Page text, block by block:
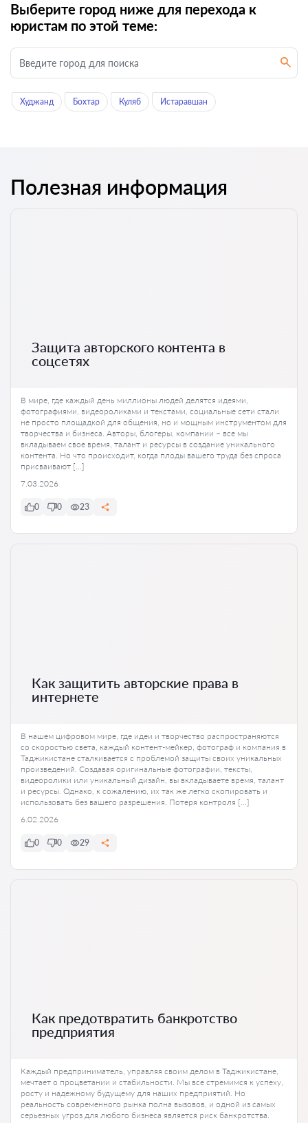
Выберите город ниже для перехода к
юристам по этой теме:
Худжанд Бохтар Куляб Истаравшан
Полезная информация
Защита авторского контента в
соцсетях
В мире, где каждый день миллионы людей делятся идеями,
фотографиями, видеороликами и текстами, социальные сети стали
не просто площадкой для общения, но и мощным инструментом для
творчества и бизнеса. Авторы, блогеры, компании – все мы
вкладываем свое время, талант и ресурсы в создание уникального
контента. Но что происходит, когда плоды вашего труда без спроса
присваивают […]
7.03.2026
0 0 23
Как защитить авторские права в
интернете
В нашем цифровом мире, где идеи и творчество распространяются
со скоростью света, каждый контент-мейкер, фотограф и компания в
Таджикистане сталкивается с проблемой защиты своих уникальных
произведений. Создавая оригинальные фотографии, тексты,
видеоролики или уникальный дизайн, вы вкладываете время, талант
и ресурсы. Однако, к сожалению, их так же легко скопировать и
использовать без вашего разрешения. Потеря контроля […]
6.02.2026
0 0 29
Как предотвратить банкротство
предприятия
Каждый предприниматель, управляя своим делом в Таджикистане,
мечтает о процветании и стабильности. Мы все стремимся к успеху,
росту и надежному будущему для наших предприятий. Но
реальность современного рынка полна вызовов, и одной из самых
серьезных угроз для любого бизнеса является риск банкротства.